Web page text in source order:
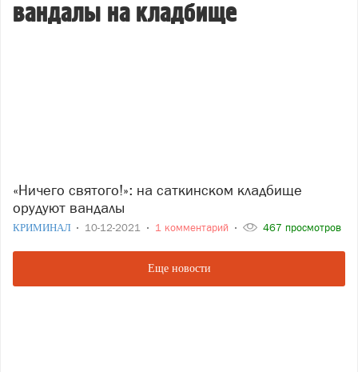
вандалы на кладбище
«Ничего святого!»: на саткинском кладбище
орудуют вандалы
КРИМИНАЛ 10-12-2021 1 комментарий 467 просмотров
Еще новости